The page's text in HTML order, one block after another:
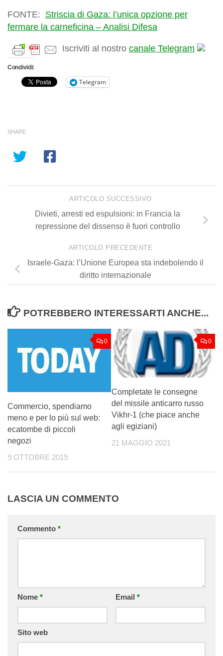
FONTE: Striscia di Gaza: l’unica opzione per
fermare la carneficina – Analisi Difesa
Iscriviti al nostro canale Telegram
Condividi:
Telegram
SHARE
ARTICOLO SUCCESSIVO
Divieti, arresti ed espulsioni: in Francia la
repressione del dissenso è fuori controllo
ARTICOLO PRECEDENTE
Israele-Gaza: l’Unione Europea sta indebolendo il
diritto internazionale
POTREBBERO INTERESSARTI ANCHE...
0
Commercio, spendiamo
meno e per lo più sul web:
ecatombe di piccoli
negozi
9 OTTOBRE 2019
0
Completate le consegne
del missile anticarro russo
Vikhr-1 (che piace anche
agli egiziani)
21 MAGGIO 2021
LASCIA UN COMMENTO
Commento *
Nome * Email *
Sito web